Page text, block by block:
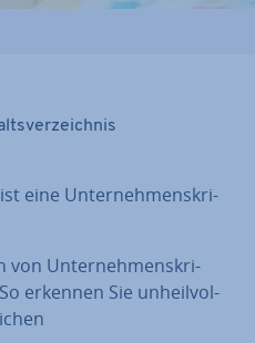
eine Un­ter­neh­mens­kri­
von Un­ter­neh­mens­kri­
erkennen Sie un­heil­vol­